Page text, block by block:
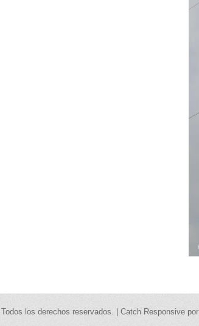
. Todos los derechos reservados. | Catch Responsive por